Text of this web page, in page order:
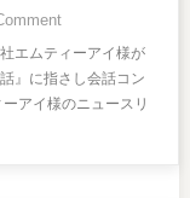
エムティーアイ様が
』に指さし会話コン
アイ様のニュースリ